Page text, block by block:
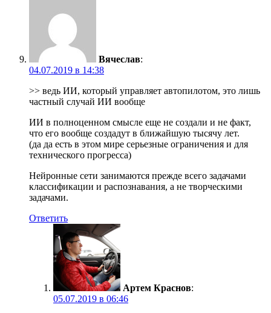
Вячеслав:
04.07.2019 в 14:38
>> ведь ИИ, который управляет автопилотом, это лишь
частный случай ИИ вообще
ИИ в полноценном смысле еще не создали и не факт,
что его вообще создадут в ближайшую тысячу лет.
(да да есть в этом мире серьезные ограничения и для
технического прогресса)
Нейронные сети занимаются прежде всего задачами
классификации и распознавания, а не творческими
задачами.
Ответить
Артем Краснов:
05.07.2019 в 06:46